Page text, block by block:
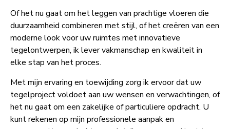
Of het nu gaat om het leggen van prachtige vloeren die
duurzaamheid combineren met stijl, of het creëren van een
moderne look voor uw ruimtes met innovatieve
tegelontwerpen, ik lever vakmanschap en kwaliteit in
elke stap van het proces.
Met mijn ervaring en toewijding zorg ik ervoor dat uw
tegelproject voldoet aan uw wensen en verwachtingen, of
het nu gaat om een zakelijke of particuliere opdracht. U
kunt rekenen op mijn professionele aanpak en